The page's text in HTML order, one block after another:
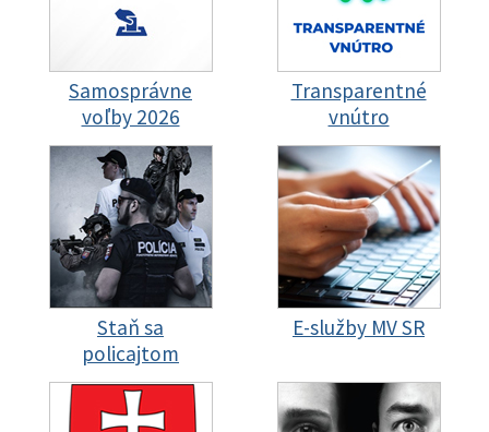
Samosprávne
voľby 2026
Transparentné
vnútro
Staň sa
policajtom
E-služby MV SR